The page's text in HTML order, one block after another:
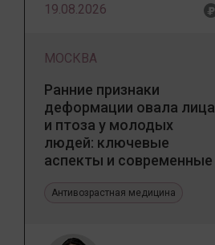
19.08.2026
МОСКВА
Ранние признаки
деформации овала лица
и птоза у молодых
людей: ключевые
аспекты и современные
Антивозрастная медицина